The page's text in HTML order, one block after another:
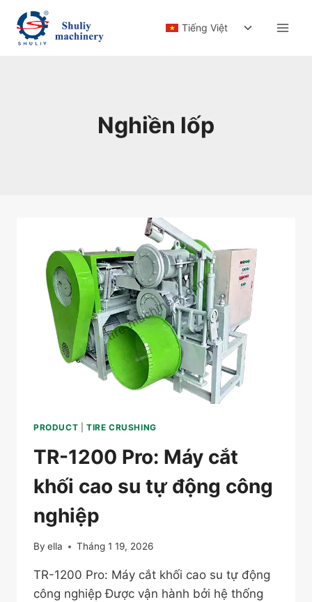
content
Tiếng Việt
Toggle
Nghiền lốp
PRODUCT TIRE CRUSHING
TR-1200 Pro: Máy cắt
khối cao su tự động công
nghiệp
By ella Tháng 1 19, 2026
TR-1200 Pro: Máy cắt khối cao su tự động
công nghiệp Được vận hành bởi hệ thống